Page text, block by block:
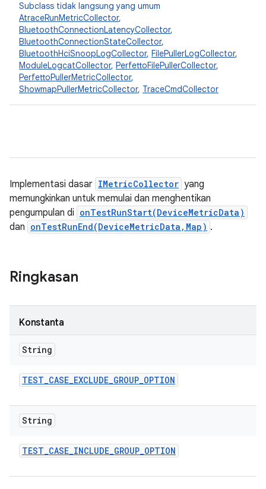
Subclass tidak langsung yang umum
AtraceRunMetricCollector,
BluetoothConnectionLatencyCollector,
BluetoothConnectionStateCollector,
BluetoothHciSnoopLogCollector, FilePullerLogCollector,
ModuleLogcatCollector, PerfettoFilePullerCollector,
PerfettoPullerMetricCollector,
ShowmapPullerMetricCollector, TraceCmdCollector
Implementasi dasar IMetricCollector yang
memungkinkan untuk memulai dan menghentikan
pengumpulan di onTestRunStart(DeviceMetricData)
dan onTestRunEnd(DeviceMetricData,Map) .
Ringkasan
Konstanta
String
TEST_CASE_EXCLUDE_GROUP_OPTION
String
TEST_CASE_INCLUDE_GROUP_OPTION